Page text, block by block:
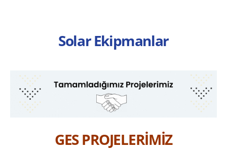
Solar Ekipmanlar
GES PROJELERİMİZ